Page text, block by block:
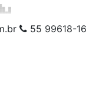
55 99618-